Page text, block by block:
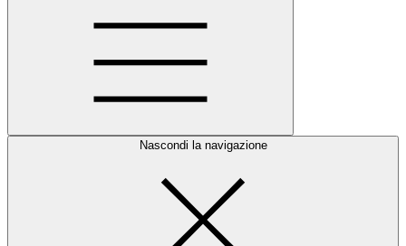
Nascondi la navigazione